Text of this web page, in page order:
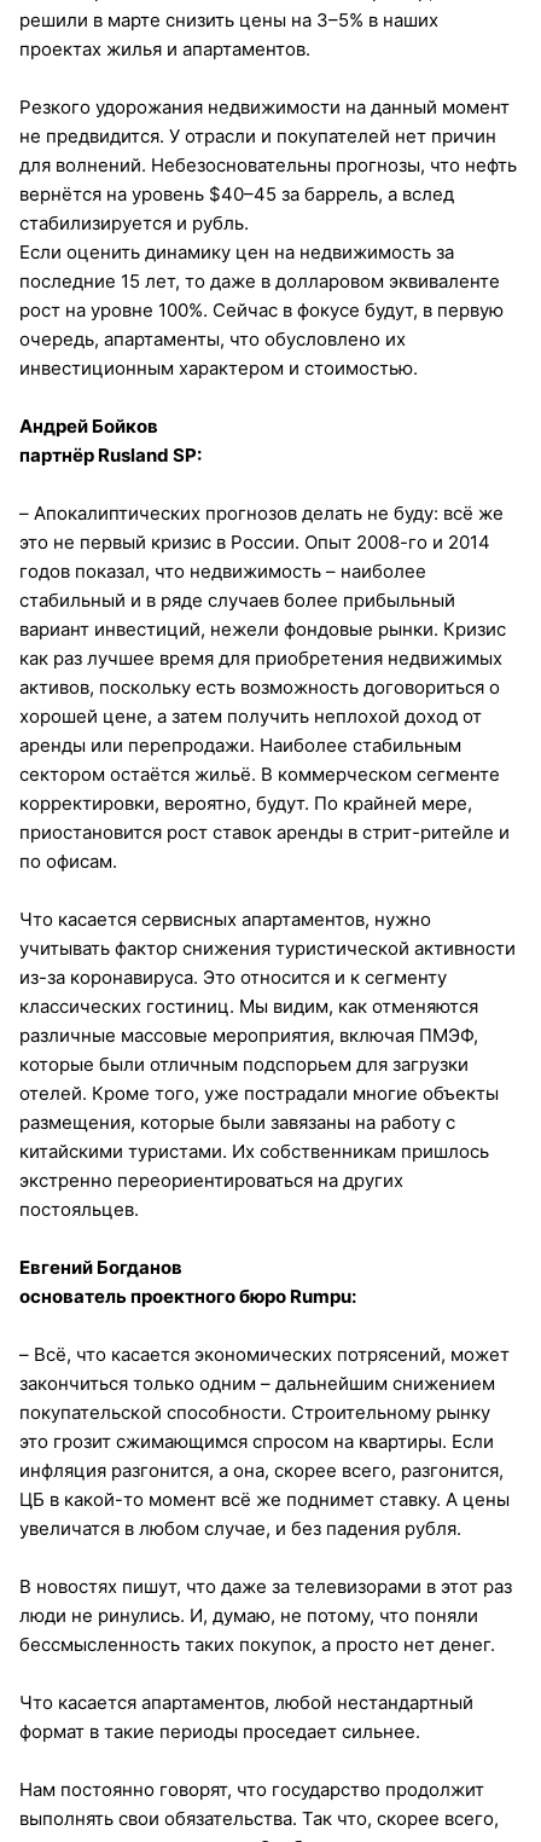
решили в марте снизить цены на 3–5% в наших
проектах жилья и апартаментов.
Резкого удорожания недвижимости на данный момент
не предвидится. У отрасли и покупателей нет причин
для волнений. Небезосновательны прогнозы, что нефть
вернётся на уровень $40–45 за баррель, а вслед
стабилизируется и рубль.
Если оценить динамику цен на недвижимость за
последние 15 лет, то даже в долларовом эквиваленте
рост на уровне 100%. Сейчас в фокусе будут, в первую
очередь, апартаменты, что обусловлено их
инвестиционным характером и стоимостью.
Андрей Бойков
партнёр Rusland SP:
– Апокалиптических прогнозов делать не буду: всё же
это не первый кризис в России. Опыт 2008-го и 2014
годов показал, что недвижимость – наиболее
стабильный и в ряде случаев более прибыльный
вариант инвестиций, нежели фондовые рынки. Кризис
как раз лучшее время для приобретения недвижимых
активов, поскольку есть возможность договориться о
хорошей цене, а затем получить неплохой доход от
аренды или перепродажи. Наиболее стабильным
сектором остаётся жильё. В коммерческом сегменте
корректировки, вероятно, будут. По крайней мере,
приостановится рост ставок аренды в стрит-ритейле и
по офисам.
Что касается сервисных апартаментов, нужно
учитывать фактор снижения туристической активности
из-за коронавируса. Это относится и к сегменту
классических гостиниц. Мы видим, как отменяются
различные массовые мероприятия, включая ПМЭФ,
которые были отличным подспорьем для загрузки
отелей. Кроме того, уже пострадали многие объекты
размещения, которые были завязаны на работу с
китайскими туристами. Их собственникам пришлось
экстренно переориентироваться на других
постояльцев.
Евгений Богданов
основатель проектного бюро Rumpu:
– Всё, что касается экономических потрясений, может
закончиться только одним – дальнейшим снижением
покупательской способности. Строительному рынку
это грозит сжимающимся спросом на квартиры. Если
инфляция разгонится, а она, скорее всего, разгонится,
ЦБ в какой-то момент всё же поднимет ставку. А цены
увеличатся в любом случае, и без падения рубля.
В новостях пишут, что даже за телевизорами в этот раз
люди не ринулись. И, думаю, не потому, что поняли
бессмысленность таких покупок, а просто нет денег.
Что касается апартаментов, любой нестандартный
формат в такие периоды проседает сильнее.
Нам постоянно говорят, что государство продолжит
выполнять свои обязательства. Так что, скорее всего,